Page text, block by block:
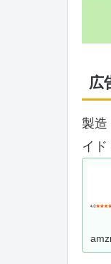
広
製造
イド